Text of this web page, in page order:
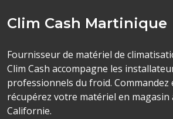
Clim Cash Martinique
Fournisseur de matériel de
Clim Cash accompagne les
professionnels du froid. Commandez
récupérez votre matériel en magasin
Californie.